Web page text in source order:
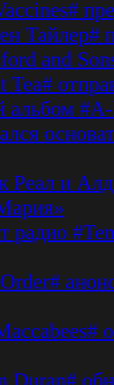
Тайлер#
and
Tea#
#A-
Реал и
радио